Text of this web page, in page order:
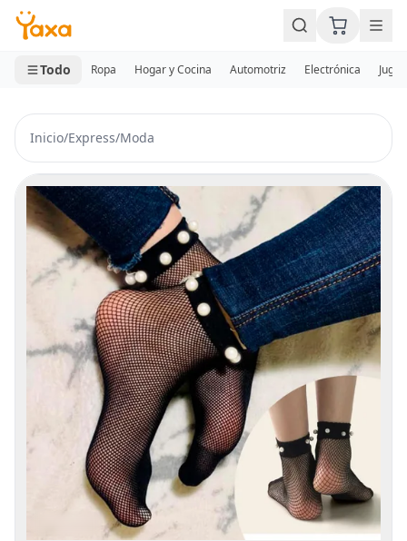
MINI CARRITO
0 productos
Todo Ropa Hogar y Cocina Automotriz Electrónica
Inicio/Express/Moda